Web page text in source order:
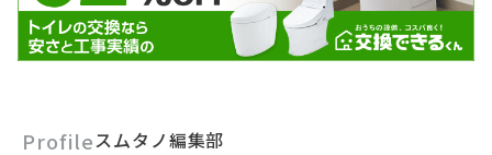
Profileスムタノ編集部